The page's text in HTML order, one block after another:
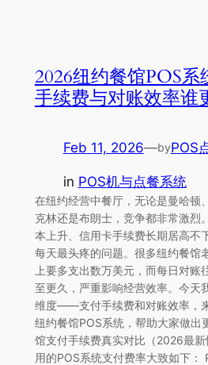
2026纽约餐馆POS
手续费与对账效率谁
Feb 11, 2026—byPOS
in POS机与点餐系统
在纽约经营中餐厅，无论是曼哈顿
克林还是布朗士，竞争都非常激烈
本上升、信用卡手续费长期居高不
每天最头疼的问题。很多纽约餐馆
上要多支出数万美元，而每日对
至更久，严重影响经营效率。今天
维度——支付手续费和对账效率，
纽约餐馆POS系统，帮助大家做出
馆支付手续费真实对比（2026最
用的POS系统支付费率大致如下：